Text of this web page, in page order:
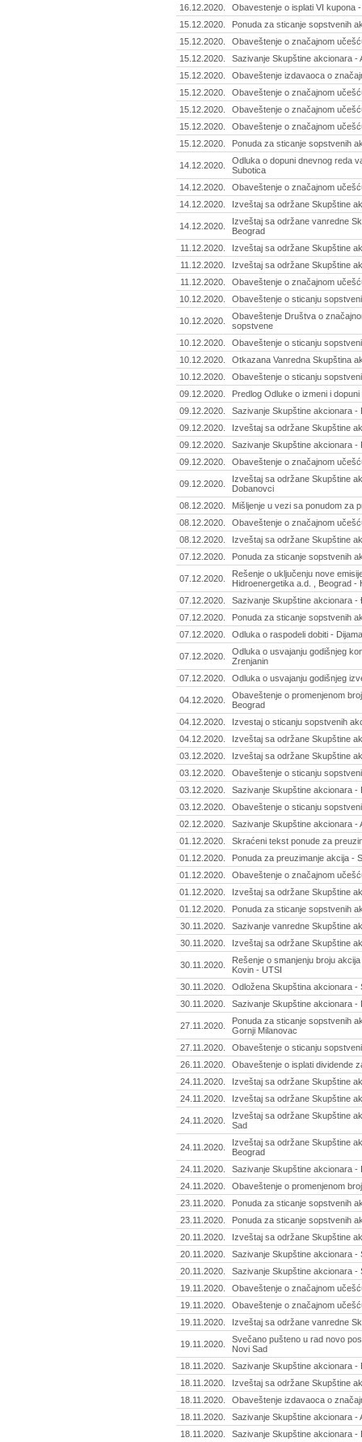
16.12.2020.
Obavestenje o isplati VI kupona
15.12.2020.
Ponuda za sticanje sopstvenih
15.12.2020.
Obaveštenje o značajnom
15.12.2020.
Sazivanje Skupštine akcionara -
15.12.2020.
Obaveštenje izdavaoca o
15.12.2020.
Obaveštenje o značajnom
15.12.2020.
Obaveštenje o značajnom
15.12.2020.
Obaveštenje o značajnom
15.12.2020.
Ponuda za sticanje sopstvenih
14.12.2020.
Odluka o dopuni dnevnog reda
Subotica
14.12.2020.
Obaveštenje o značajnom
14.12.2020.
Izveštaj sa održane Skupštine
14.12.2020.
Izveštaj sa održane vanredne
Beograd
11.12.2020.
Izveštaj sa održane Skupštine
11.12.2020.
Izveštaj sa održane Skupštine
11.12.2020.
Obaveštenje o značajnom
10.12.2020.
Obaveštenje o sticanju
10.12.2020.
Obaveštenje Društva o
sopstvene
10.12.2020.
Obaveštenje o sticanju
10.12.2020.
Otkazana Vanredna Skupština
10.12.2020.
Obaveštenje o sticanju
09.12.2020.
Predlog Odluke o izmeni i
09.12.2020.
Sazivanje Skupštine akcionara -
09.12.2020.
Izveštaj sa održane Skupštine
09.12.2020.
Sazivanje Skupštine akcionara -
09.12.2020.
Obaveštenje o značajnom
09.12.2020.
Izveštaj sa održane Skupštine
Dobanovci
08.12.2020.
Mišljenje u vezi sa ponudom za
08.12.2020.
Obaveštenje o značajnom
08.12.2020.
Izveštaj sa održane Skupštine
07.12.2020.
Ponuda za sticanje sopstvenih
07.12.2020.
Rešenje o uključenju nove
Hidroenergetika a.d. , Beograd -
07.12.2020.
Sazivanje Skupštine akcionara
07.12.2020.
Ponuda za sticanje sopstvenih
07.12.2020.
Odluka o raspodeli dobiti -
07.12.2020.
Odluka o usvajanju godišnjeg
Zrenjanin
07.12.2020.
Odluka o usvajanju godišnjeg
04.12.2020.
Obaveštenje o promenjenom
Beograd
04.12.2020.
Izvestaj o sticanju sopstvenih
04.12.2020.
Izveštaj sa održane Skupštine
03.12.2020.
Izveštaj sa održane Skupštine
03.12.2020.
Obaveštenje o sticanju
03.12.2020.
Sazivanje Skupštine akcionara -
03.12.2020.
Obaveštenje o sticanju
02.12.2020.
Sazivanje Skupštine akcionara -
01.12.2020.
Skraćeni tekst ponude za
01.12.2020.
Ponuda za preuzimanje akcija -
01.12.2020.
Obaveštenje o značajnom
01.12.2020.
Izveštaj sa održane Skupštine
01.12.2020.
Ponuda za sticanje sopstvenih
30.11.2020.
Sazivanje vanredne Skupštine
30.11.2020.
Izveštaj sa održane Skupštine
30.11.2020.
Rešenje o smanjenju broju
Kovin - UTSI
30.11.2020.
Odložena Skupština akcionara -
30.11.2020.
Sazivanje Skupštine akcionara -
27.11.2020.
Ponuda za sticanje sopstvenih
Gornji Milanovac
27.11.2020.
Obaveštenje o sticanju
26.11.2020.
Obaveštenje o isplati dividende
24.11.2020.
Izveštaj sa održane Skupštine
24.11.2020.
Izveštaj sa održane Skupštine
24.11.2020.
Izveštaj sa održane Skupštine
Sad
24.11.2020.
Izveštaj sa održane Skupštine
Beograd
24.11.2020.
Sazivanje Skupštine akcionara
24.11.2020.
Obaveštenje o promenjenom
23.11.2020.
Ponuda za sticanje sopstvenih
23.11.2020.
Ponuda za sticanje sopstvenih
20.11.2020.
Izveštaj sa održane Skupštine
20.11.2020.
Sazivanje Skupštine akcionara -
20.11.2020.
Sazivanje Skupštine akcionara -
19.11.2020.
Obaveštenje o značajnom
19.11.2020.
Obaveštenje o značajnom
19.11.2020.
Izveštaj sa održane vanredne
19.11.2020.
Svečano pušteno u rad novo
Novi Sad
18.11.2020.
Sazivanje Skupštine akcionara -
18.11.2020.
Izveštaj sa održane Skupštine
18.11.2020.
Obaveštenje izdavaoca o
18.11.2020.
Sazivanje Skupštine akcionara -
18.11.2020.
Sazivanje Skupštine akcionara -